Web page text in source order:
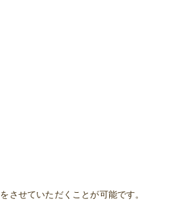
をさせていただくことが可能です。